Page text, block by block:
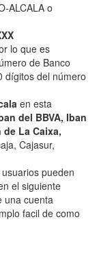
ALCALA o
lo que es
de Banco
dígitos del número
en esta
del BBVA, Iban
La Caixa,
Cajasur,
pueden
el siguiente
una cuenta
facil de como